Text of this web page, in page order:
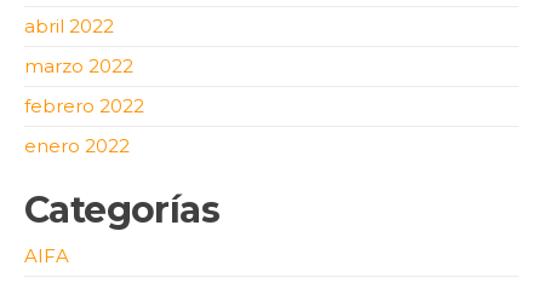
abril 2022
marzo 2022
febrero 2022
enero 2022
Categorías
AIFA